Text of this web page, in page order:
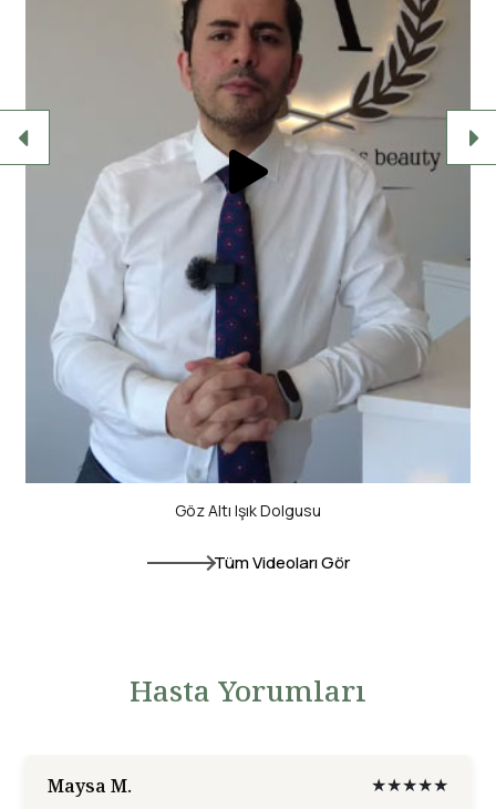
BBL (Brezilya Popo Estetiği)
Tüm Videoları Gör
Hasta Yorumları
Eda K. ★★★★★